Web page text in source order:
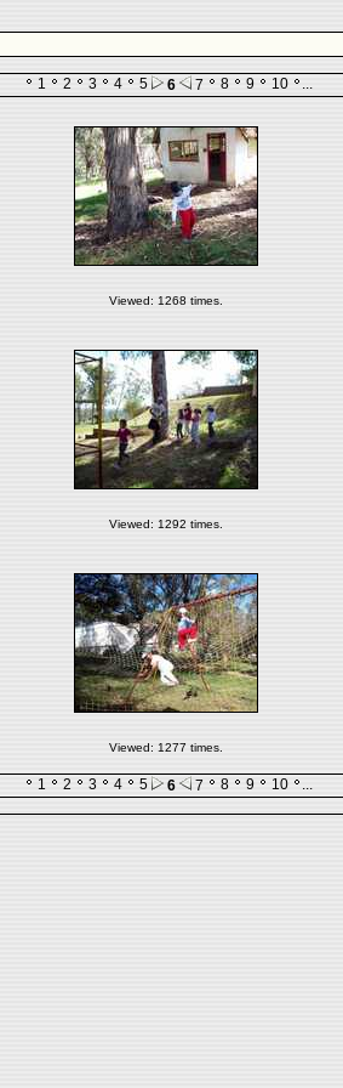
1 2 3 4 5 6 7 8 9 10 ...
Viewed: 1268 times.
Viewed: 1292 times.
Viewed: 1277 times.
1 2 3 4 5 6 7 8 9 10 ...